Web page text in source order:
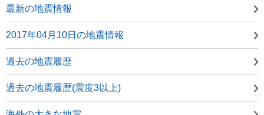
最新の地震情報
2017年04月10日の地震情報
過去の地震履歴
過去の地震履歴(震度3以上)